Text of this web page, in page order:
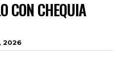
CON CHEQUIA
2026